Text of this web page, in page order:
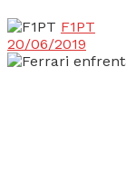
F1PT
20/06/2019